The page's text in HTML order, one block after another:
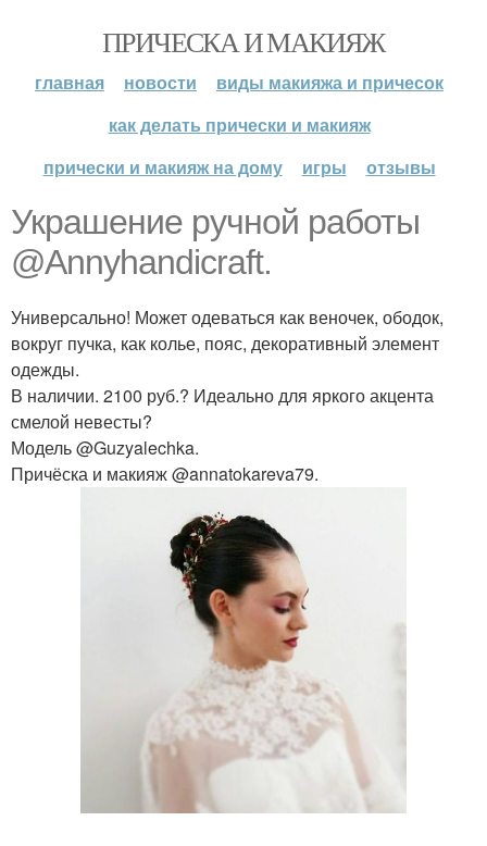
ПРИЧЕСКА И МАКИЯЖ
главная новости
виды макияжа и причесок
как делать прически и макияж
прически и макияж на дому
игры отзывы
Украшение ручной работы
@Annyhandicraft.
Универсально! Может одеваться как веночек, ободок,
вокруг пучка, как колье, пояс, декоративный элемент
одежды.
В наличии. 2100 руб.? Идеально для яркого акцента
смелой невесты?
Модель @Guzyalechka.
Причёска и макияж @annatokareva79.